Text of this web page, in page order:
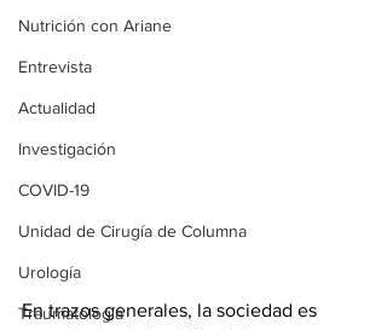
Nutrición con Ariane
Entrevista
Actualidad
Investigación
COVID-19
Unidad de Cirugía de Columna
Urología
Traumatología
En trazos generales, la sociedad es